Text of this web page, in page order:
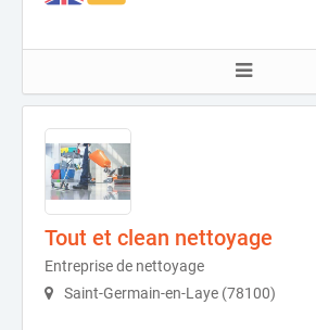
Tout et clean nettoyage
Entreprise de nettoyage
Saint-Germain-en-Laye (78100)